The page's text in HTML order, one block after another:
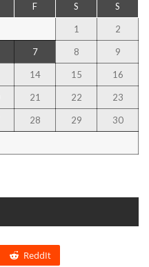
F S S
1 2
7 8 9
14 15 16
21 22 23
28 29 30
ReddIt